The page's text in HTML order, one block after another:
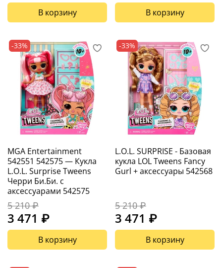
В корзину В корзину
-33%
MGA Entertainment
542551 542575 — Кукла
L.O.L. Surprise Tweens
Черри Би.Би. с
аксессуарами 542575
5 210 ₽
3 471 ₽
В корзину
-33%
L.O.L. SURPRISE - Базовая
кукла LOL Tweens Fancy
Gurl + аксессуары 542568
5 210 ₽
3 471 ₽
В корзину